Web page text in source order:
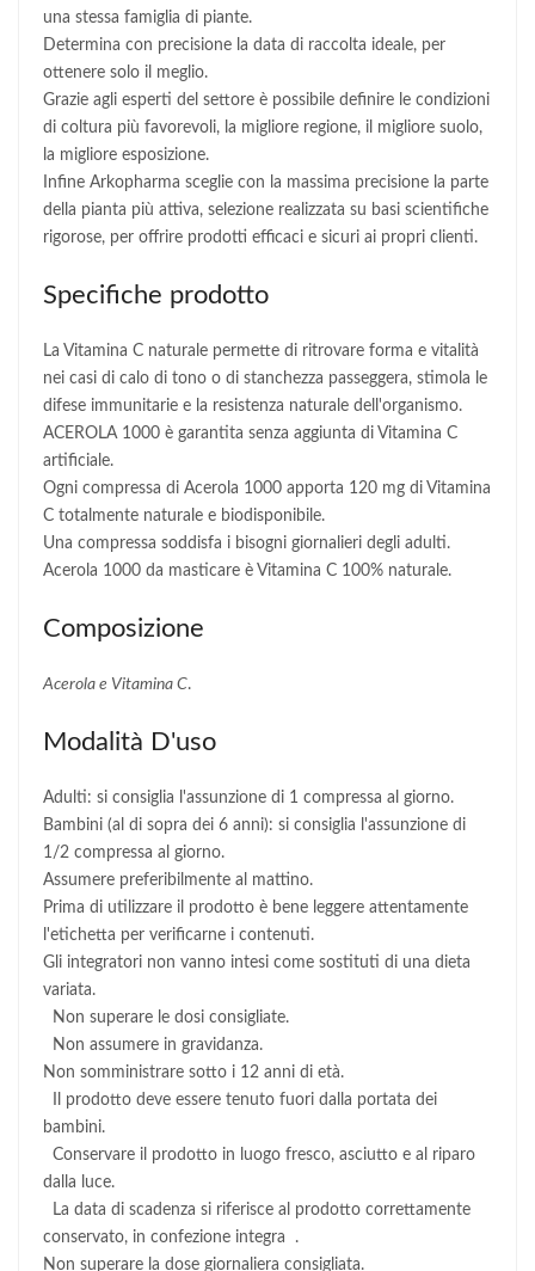
una stessa famiglia di piante.
Determina con precisione la data di raccolta ideale, per
ottenere solo il meglio.
Grazie agli esperti del settore è possibile definire le condizioni
di coltura più favorevoli, la migliore regione, il migliore suolo,
la migliore esposizione.
Infine Arkopharma sceglie con la massima precisione la parte
della pianta più attiva, selezione realizzata su basi scientifiche
rigorose, per offrire prodotti efficaci e sicuri ai propri clienti.
Specifiche prodotto
La Vitamina C naturale permette di ritrovare forma e vitalità
nei casi di calo di tono o di stanchezza passeggera, stimola le
difese immunitarie e la resistenza naturale dell'organismo.
ACEROLA 1000 è garantita senza aggiunta di Vitamina C
artificiale.
Ogni compressa di Acerola 1000 apporta 120 mg di Vitamina
C totalmente naturale e biodisponibile.
Una compressa soddisfa i bisogni giornalieri degli adulti.
Acerola 1000 da masticare è Vitamina C 100% naturale.
Composizione
Acerola e Vitamina C.
Modalità D'uso
Adulti: si consiglia l'assunzione di 1 compressa al giorno.
Bambini (al di sopra dei 6 anni): si consiglia l'assunzione di
1/2 compressa al giorno.
Assumere preferibilmente al mattino.
Prima di utilizzare il prodotto è bene leggere attentamente
l'etichetta per verificarne i contenuti.
Gli integratori non vanno intesi come sostituti di una dieta
variata.
Non superare le dosi consigliate.
Non assumere in gravidanza.
Non somministrare sotto i 12 anni di età.
Il prodotto deve essere tenuto fuori dalla portata dei
bambini.
Conservare il prodotto in luogo fresco, asciutto e al riparo
dalla luce.
La data di scadenza si riferisce al prodotto correttamente
conservato, in confezione integra .
Non superare la dose giornaliera consigliata.